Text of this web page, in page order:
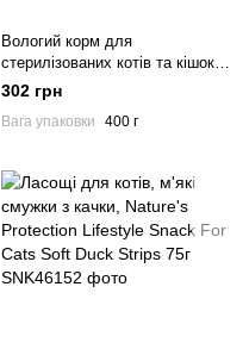
Вологий корм для
стерилізованих котів та кішок з
індичкою, лососем та рисом
Nature's Protection Neutered
Turkey, Salmon&Rice 400г
302 грн
Вага упаковки 400 г